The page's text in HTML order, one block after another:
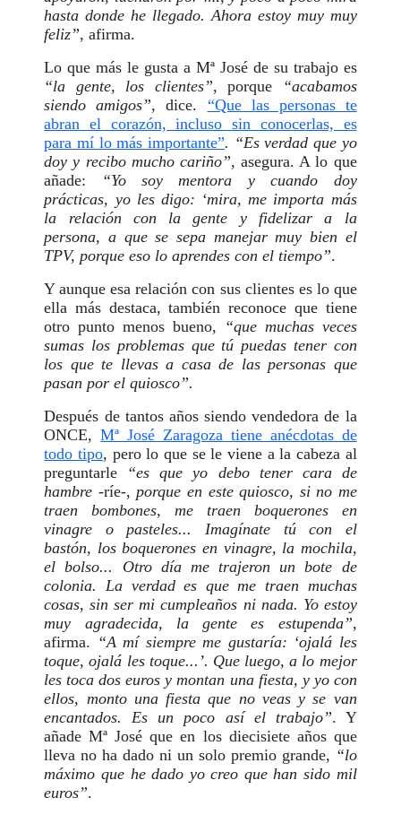
hasta donde he llegado. Ahora estoy muy muy
feliz”, afirma.
Lo que más le gusta a Mª José de su trabajo es
“la gente, los clientes”, porque
“acabamos
siendo amigos”, dice. “Que las personas te
abran el corazón, incluso sin conocerlas, es
para mí lo más importante”. “Es verdad que yo
doy y recibo mucho cariño”, asegura. A lo que
añade:
“Yo soy mentora y cuando doy
prácticas, yo les digo: ‘mira, me importa más
la relación con la gente y fidelizar a la
persona, a que se sepa manejar muy bien el
TPV, porque eso lo aprendes con el tiempo”.
Y aunque esa relación con sus clientes es lo que
ella más destaca, también reconoce que tiene
otro punto menos bueno,
“que muchas veces
sumas los problemas que tú puedas tener con
los que te llevas a casa de las personas que
pasan por el quiosco”.
Después de tantos años siendo vendedora de la
ONCE,Mª José Zaragoza tiene anécdotas de
todo tipo, pero lo que se le viene a la cabeza al
preguntarle “es que yo debo tener cara de
hambre -ríe-, porque en este quiosco, si no me
traen bombones, me traen boquerones en
vinagre o pasteles... Imagínate tú con el
bastón, los boquerones en vinagre, la mochila,
el bolso... Otro día me trajeron un bote de
colonia. La verdad es que me traen muchas
cosas, sin ser mi cumpleaños ni nada. Yo estoy
muy agradecida, la gente es estupenda”,
afirma. “A mí siempre me gustaría: ‘ojalá les
toque, ojalá les toque...’. Que luego, a lo mejor
les toca dos euros y montan una fiesta, y yo con
ellos, monto una fiesta que no veas y se van
encantados. Es un poco así el trabajo”. Y
añade Mª José que en los diecisiete años que
lleva no ha dado ni un solo premio grande, “lo
máximo que he dado yo creo que han sido mil
euros”.